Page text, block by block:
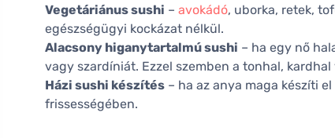
Vegetáriánus sushi – avokádó, uborka, retek,
egészségügyi kockázat nélkül.
Alacsony higanytartalmú sushi – ha egy nő
vagy szardíniát. Ezzel szemben a tonhal,
Házi sushi készítés – ha az anya maga készíti
frissességében.